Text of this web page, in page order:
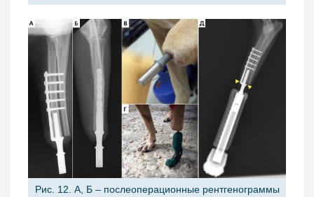
Рис. 12. А, Б – послеоперационные рентгенограммы